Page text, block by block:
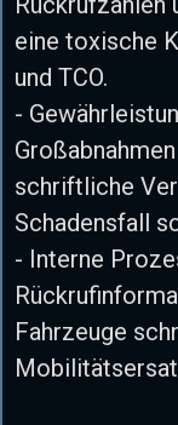
eine toxische
und TCO.
-
schriftliche
Schadensfall
- Interne
Fahrzeuge